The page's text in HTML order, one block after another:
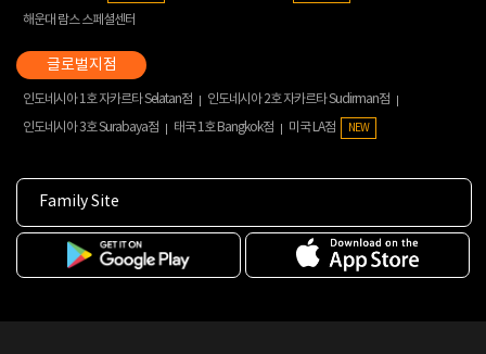
해운대 람스 스페셜센터
인도네시아 1호 자카르타 Selatan점
인도네시아 2호 자카르타 Sudirman점
인도네시아 3호 Surabaya점
태국 1호 Bangkok점 미국 LA점 NEW
Family Site